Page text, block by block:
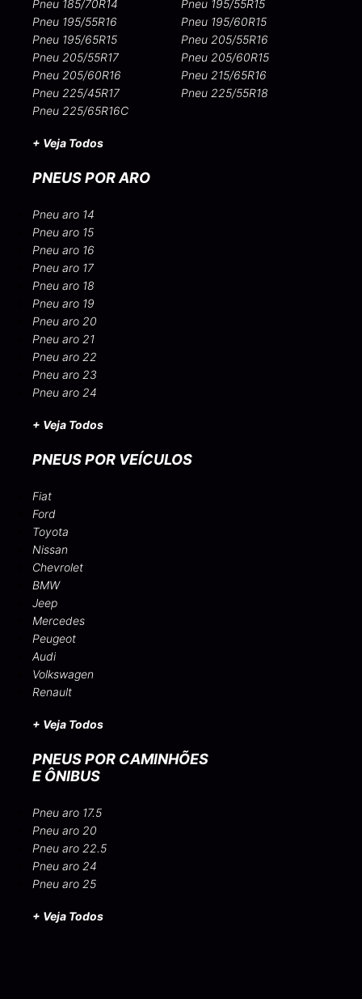
Pneu 185/70R14
Pneu 195/55R15
Pneu 195/55R16
Pneu 195/60R15
Pneu 195/65R15
Pneu 205/55R16
Pneu 205/55R17
Pneu 205/60R15
Pneu 205/60R16
Pneu 215/65R16
Pneu 225/45R17
Pneu 225/55R18
Pneu 225/65R16C
+ Veja Todos
PNEUS POR ARO
Pneu aro 14
Pneu aro 15
Pneu aro 16
Pneu aro 17
Pneu aro 18
Pneu aro 19
Pneu aro 20
Pneu aro 21
Pneu aro 22
Pneu aro 23
Pneu aro 24
+ Veja Todos
PNEUS POR VEÍCULOS
Fiat
Ford
Toyota
Nissan
Chevrolet
BMW
Jeep
Mercedes
Peugeot
Audi
Volkswagen
Renault
+ Veja Todos
PNEUS POR CAMINHÕES
E ÔNIBUS
Pneu aro 17.5
Pneu aro 20
Pneu aro 22.5
Pneu aro 24
Pneu aro 25
+ Veja Todos